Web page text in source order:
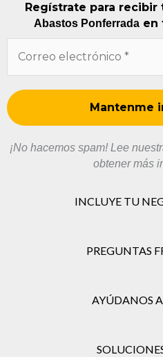
Regístrate para
Abastos Ponferradaen
¡No hacemos spam! Lee
obtener más
INCLUYE TU
PREGUNTAS
AYÚDANOS